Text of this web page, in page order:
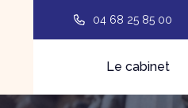
04 68 25 85 00
Le cabinet